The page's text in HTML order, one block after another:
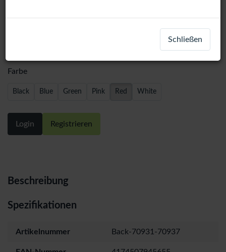
Farbe
Black Blue Green Pink Red White
Login Registrieren
Beschreibung
Spezifikationen
Artikelnummer Back-70931-70937
Schließen